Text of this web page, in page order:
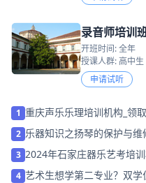
录音师培训
开班时间: 全年
授课人群: 高中
申请试听
1 重庆声乐乐理培训机构_领
2 乐器知识之扬琴的保护与维
3 2024年石家庄器乐艺考培
4 艺术生想学第二专业？双学